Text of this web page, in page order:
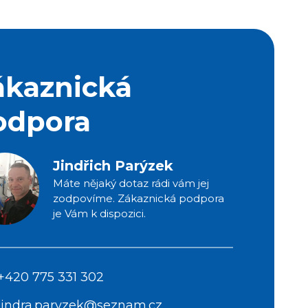
Jindřich Parýzek
Máte nějaký dotaz rádi vám jej
zodpovíme. Zákaznická podpora
je Vám k dispozici.
775 331 302